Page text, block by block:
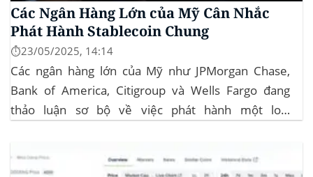
Các Ngân Hàng Lớn của Mỹ Cân Nhắc
Phát Hành Stablecoin Chung
⏱️23/05/2025, 14:14
Các ngân hàng lớn của Mỹ như JPMorgan Chase,
Bank of America, Citigroup và Wells Fargo đang
thảo luận sơ bộ về việc phát hành một loại
tiền điện tử. Các...